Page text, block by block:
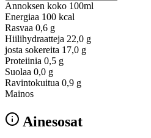
Annoksen koko 100ml
Energiaa 100 kcal
Rasvaa 0,6 g
Hiilihydraatteja 22,0 g
josta sokereita 17,0 g
Proteiinia 0,5 g
Suolaa 0,0 g
Ravintokuitua 0,9 g
Mainos
Ainesosat